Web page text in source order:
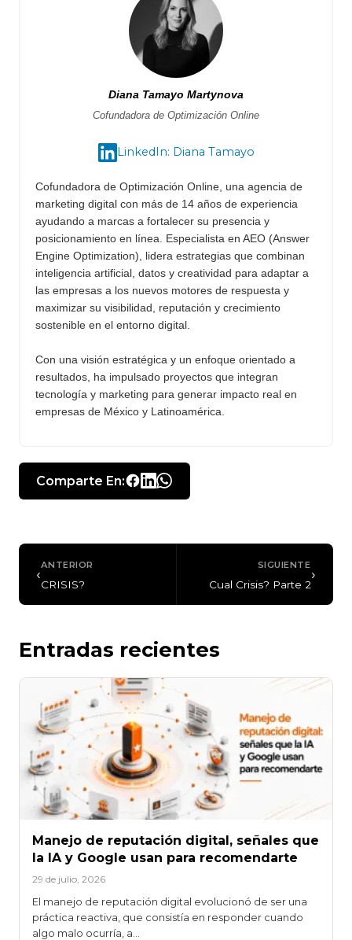
Diana Tamayo Martynova
Cofundadora de Optimización Online
LinkedIn: Diana Tamayo
Cofundadora de Optimización Online, una agencia de
marketing digital con más de 14 años de experiencia
ayudando a marcas a fortalecer su presencia y
posicionamiento en línea. Especialista en AEO (Answer
Engine Optimization), lidera estrategias que combinan
inteligencia artificial, datos y creatividad para adaptar a
las empresas a los nuevos motores de respuesta y
maximizar su visibilidad, reputación y crecimiento
sostenible en el entorno digital.
Con una visión estratégica y un enfoque orientado a
resultados, ha impulsado proyectos que integran
tecnología y marketing para generar impacto real en
empresas de México y Latinoamérica.
Comparte En:
‹ANTERIOR
CRISIS?
SIGUIENTE
Cual Crisis? Parte 2
›
Entradas recientes
Manejo de reputación digital, señales que
la IA y Google usan para recomendarte
29 de julio, 2026
El manejo de reputación digital evolucionó de ser una
práctica reactiva, que consistía en responder cuando
algo malo ocurría, a…